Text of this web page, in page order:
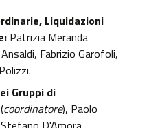
Liquidazioni
Patrizia Meranda
Fabrizio Garofoli,
Gruppi di
coordinatore), Paolo